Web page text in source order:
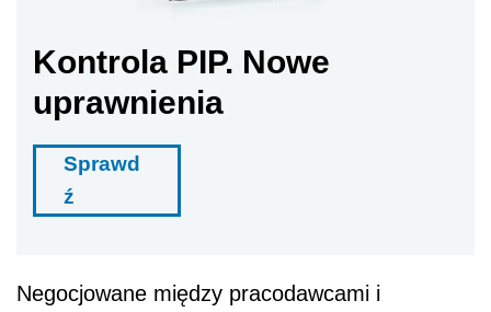
Kontrola PIP. Nowe
uprawnienia
Sprawd
ź
Negocjowane między pracodawcami i